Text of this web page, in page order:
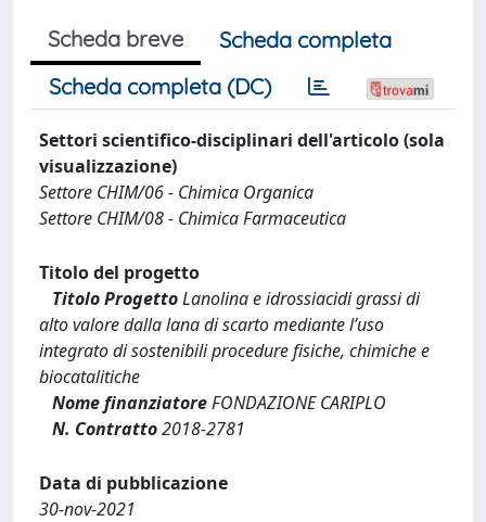
Scheda breve
Scheda completa
Scheda completa (DC)
Settori scientifico-disciplinari dell'articolo (sola
visualizzazione)
Settore CHIM/06 - Chimica Organica
Settore CHIM/08 - Chimica Farmaceutica
Titolo del progetto
Titolo ProgettoLanolina e idrossiacidi grassi di
alto valore dalla lana di scarto mediante l’uso
integrato di sostenibili procedure fisiche, chimiche e
biocatalitiche
Nome finanziatoreFONDAZIONE CARIPLO
N. Contratto2018-2781
Data di pubblicazione
30-nov-2021